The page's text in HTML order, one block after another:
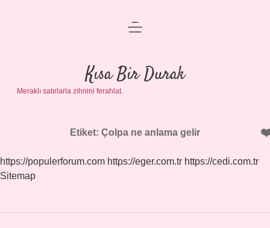
Anasayfa
Gizlilik Politikası
Yasal Uyarı
menüyü
Kısa Bir Durak
Meraklı satırlarla zihnini ferahlat.
Etiket: Çolpa ne anlama gelir
https://populerforum.com https://eger.com.tr https://cedi.com.tr
Sitemap